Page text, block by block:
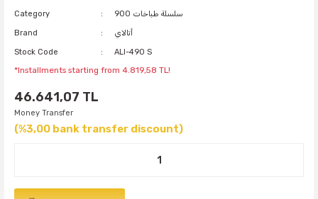
Category 900 سلسلة طباخات
Brand أتالاي
Stock Code ALI-490 S
*Installments starting from 4.819,58 TL!
46.641,07 TL
Money Transfer
(%3,00 bank transfer discount)